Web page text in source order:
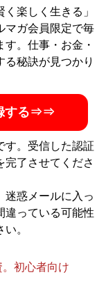
万PVを達成した記
趣味で、アメリカ・
るバイリンガル。
楽しく生きる」
マガ会員限定で毎
。仕事・お金・
秘訣が見つかり
する⇒⇒
。受信した認証
完了させてくださ
惑メールに入っ
違っている可能性
。
初心者向け